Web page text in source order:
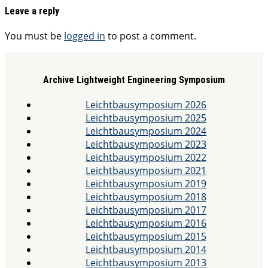
Leave a reply
You must be logged in to post a comment.
Archive Lightweight Engineering Symposium
Leichtbausymposium 2026
Leichtbausymposium 2025
Leichtbausymposium 2024
Leichtbausymposium 2023
Leichtbausymposium 2022
Leichtbausymposium 2021
Leichtbausymposium 2019
Leichtbausymposium 2018
Leichtbausymposium 2017
Leichtbausymposium 2016
Leichtbausymposium 2015
Leichtbausymposium 2014
Leichtbausymposium 2013